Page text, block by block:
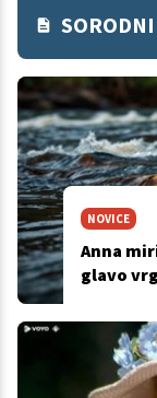
NOVICE
Anna
glavo